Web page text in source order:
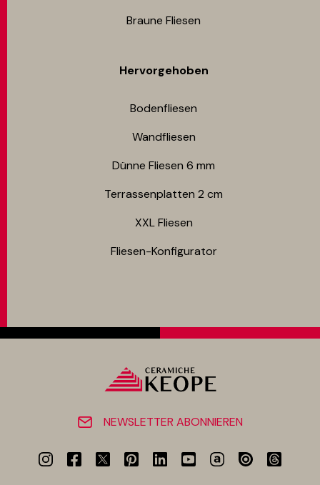
Braune Fliesen
Hervorgehoben
Bodenfliesen​
Wandfliesen
Dünne Fliesen 6 mm​
Terrassenplatten 2 cm
XXL Fliesen
Fliesen-Konfigurator
NEWSLETTER ABONNIEREN